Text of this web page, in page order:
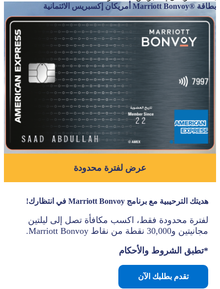
بطاقة ®Marriott Bonvoy أمريكان إكسبريس الائتمانية
عرض لفترة محدودة
هديتك الترحيبية مع برنامج Marriott Bonvoy في انتظارك!
لفترة محدودة فقط، اكسب مكافأة تصل إلى ليلتين
مجانيتين و30,000 نقطة من نقاط Marriott Bonvoy.
*تطبق الشروط والأحكام
تقدم بطلبك الآن